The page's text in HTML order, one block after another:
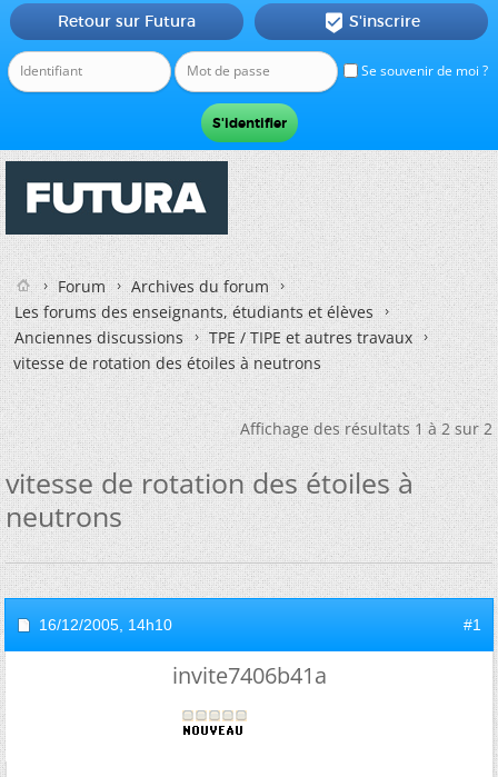
Se souvenir de moi ?
Retour sur Futura  S'inscrire
Forum
Archives du forum
Les forums des enseignants, étudiants et élèves
Anciennes discussions
TPE / TIPE et autres travaux
vitesse de rotation des étoiles à neutrons
Affichage des résultats 1 à 2 sur 2
vitesse de rotation des étoiles à
neutrons
16/12/2005, 14h10 #1
invite7406b41a